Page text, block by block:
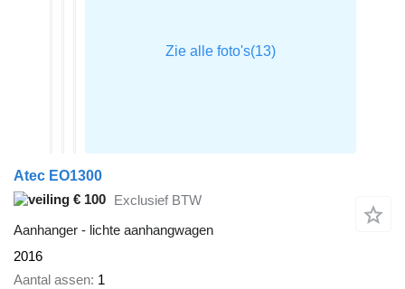
Atec EO1300
€ 100 Exclusief BTW
Aanhanger - lichte aanhangwagen
2016
Aantal assen 1